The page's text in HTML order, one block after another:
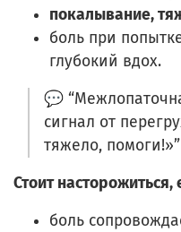
покалывание,
боль при
глубокий вдох.
💬
сигнал от
тяжело, помоги!»”
Стоит насторожиться,
боль